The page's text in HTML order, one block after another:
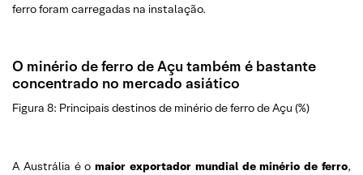
ferro foram carregadas na instalação.
O minério de ferro de Açu também é bastante
concentrado no mercado asiático
Figura 8: Principais destinos de minério de ferro de Açu (%)
A Austrália é o maior exportador mundial de minério de ferro,